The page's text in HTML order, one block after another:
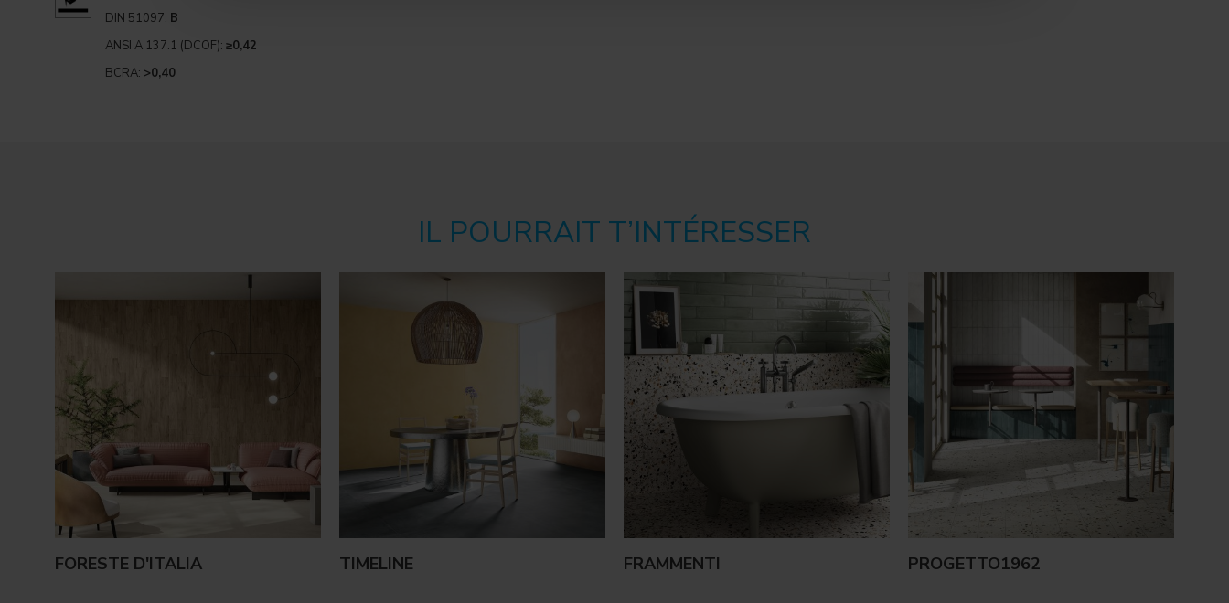
DIN 51097: B
ANSI A 137.1 (DCOF): ≥0,42
BCRA: >0,40
IL POURRAIT T’INTÉRESSER
FORESTE D'ITALIA TIMELINE FRAMMENTI PROGETTO1962